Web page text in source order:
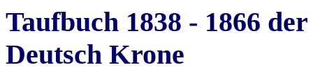
Taufbuch 1838 - 1866
Deutsch Krone